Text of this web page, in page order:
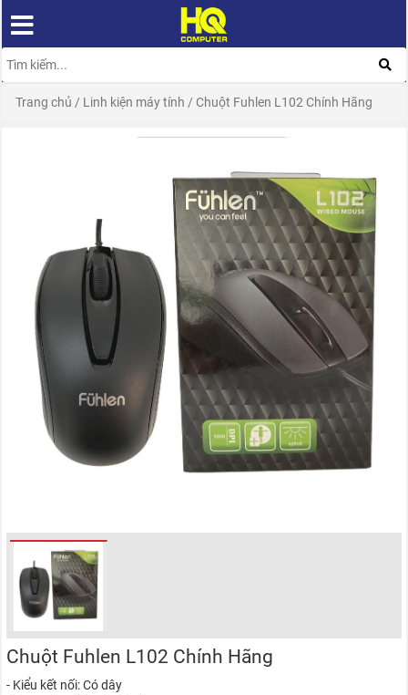
Trang chủ / Linh kiện máy tính / Chuột Fuhlen L102 Chính Hãng
Chuột Fuhlen L102 Chính Hãng
- Kiểu kết nối: Có dây